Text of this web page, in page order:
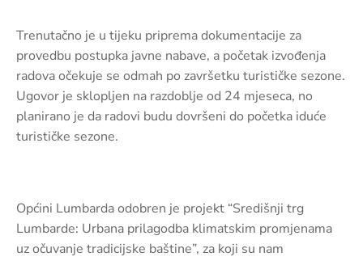
Trenutačno je u tijeku priprema dokumentacije za
provedbu postupka javne nabave, a početak izvođenja
radova očekuje se odmah po završetku turističke sezone.
Ugovor je sklopljen na razdoblje od 24 mjeseca, no
planirano je da radovi budu dovršeni do početka iduće
turističke sezone.
Općini Lumbarda odobren je projekt “Središnji trg
Lumbarde: Urbana prilagodba klimatskim promjenama
uz očuvanje tradicijske baštine”, za koji su nam